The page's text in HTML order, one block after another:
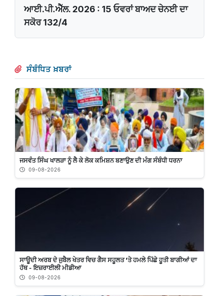
ਆਈ.ਪੀ.ਐੱਲ. 2026 : 15 ਓਵਰਾਂ ਬਾਅਦ ਚੇਨਈ ਦਾ
ਸਕੋਰ 132/4
ਸੰਬੰਧਿਤ ਖ਼ਬਰਾਂ
ਜਸਵੰਤ ਸਿੰਘ ਖਾਲੜਾ ਨੂੰ ਲੈ ਕੇ ਲੋਕ ਕਮਿਸ਼ਨ ਬਣਾਉਣ ਦੀ ਮੰਗ ਸੰਬੰਧੀ ਧਰਨਾ
09-08-2026
ਸਾਊਦੀ ਅਰਬ ਦੇ ਜੁਬੈਲ ਖੇਤਰ ਵਿਚ ਗੈਸ ਸਹੂਲਤ 'ਤੇ ਹਮਲੇ ਪਿੱਛੇ ਹੂਤੀ ਬਾਗੀਆਂ ਦਾ
ਹੱਥ - ਇਜ਼ਰਾਈਲੀ ਮੀਡੀਆ
09-08-2026